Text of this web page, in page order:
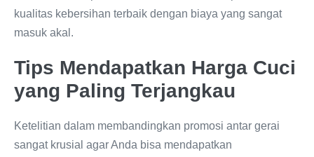
kualitas kebersihan terbaik dengan biaya yang sangat
masuk akal.
Tips Mendapatkan Harga Cuci
yang Paling Terjangkau
Ketelitian dalam membandingkan promosi antar gerai
sangat krusial agar Anda bisa mendapatkan